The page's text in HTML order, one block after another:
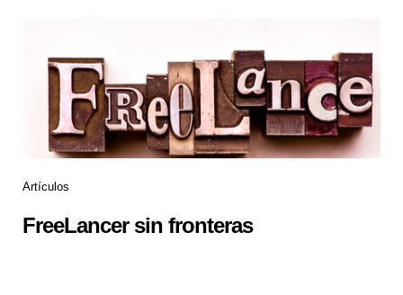
Artículos
FreeLancer sin fronteras